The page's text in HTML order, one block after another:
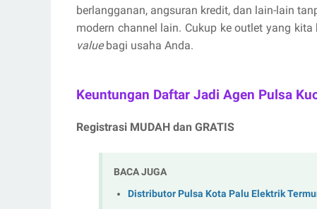
berlangganan, angsuran kredit, dan lain-lain
modern channel lain. Cukup ke outlet yang
valuebagi usaha Anda.
Keuntungan Daftar Jadi Agen Pulsa
Registrasi MUDAH dan GRATIS
BACA JUGA
Distributor Pulsa Kota Palu Elektrik